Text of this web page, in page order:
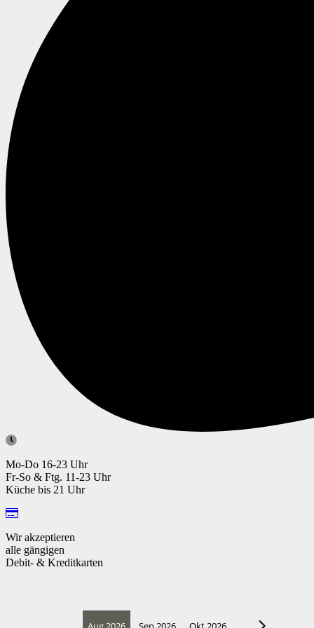
Mo-Do 16-23 Uhr
Fr-So & Ftg. 11-23 Uhr
Küche bis 21 Uhr
Wir akzeptieren
alle gängigen
Debit- & Kreditkarten